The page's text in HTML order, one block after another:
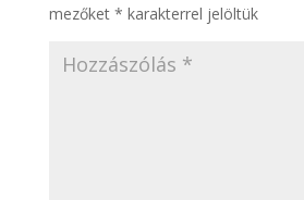
mezőket * karakterrel jelöltük